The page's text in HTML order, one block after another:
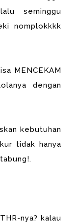
seminggu
nomplokkkk
MENCEKAM
dengan
kebutuhan
tidak hanya
nya? kalau